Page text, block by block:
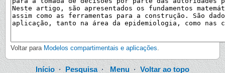
Voltar para Modelos compartimentais e aplicações.
Início· Pesquisa·Menu · Voltar ao topo